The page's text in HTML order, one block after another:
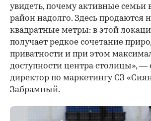
увидеть, почему активные семьи
район надолго. Здесь продаются
квадратные метры: в этой
получает редкое сочетание
приватности и при этом
доступности центра столицы», —
директор по маркетингу СЗ
Забрамный.